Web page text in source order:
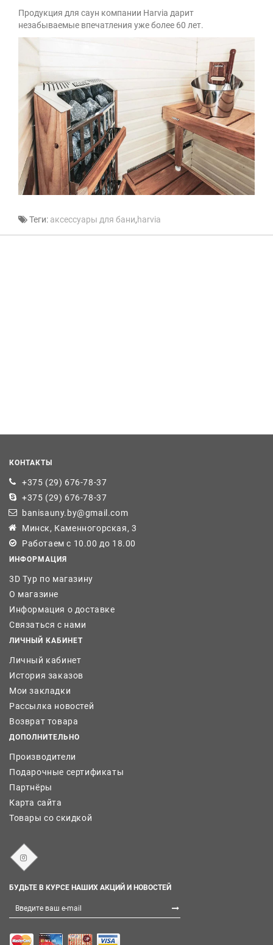
Продукция для саун компании Harvia дарит
незабываемые впечатления уже более 60 лет.
Теги: аксессуары для бани,harvia
КОНТАКТЫ
+375 (29) 676-78-37
+375 (29) 676-78-37
banisauny.by@gmail.com
Минск, Каменногорская, 3
Работаем с 10.00 до 18.00
ИНФОРМАЦИЯ
3D Тур по магазину
О магазине
Информация о доставке
Связаться с нами
ЛИЧНЫЙ КАБИНЕТ
Личный кабинет
История заказов
Мои закладки
Рассылка новостей
Возврат товара
ДОПОЛНИТЕЛЬНО
Производители
Подарочные сертификаты
Партнёры
Карта сайта
Товары со скидкой
БУДЬТЕ В КУРСЕ НАШИХ АКЦИЙ И НОВОСТЕЙ